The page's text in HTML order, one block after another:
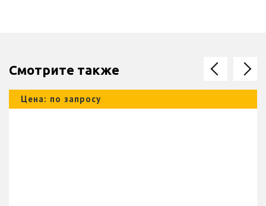
Смотрите также
Цена: по запросу